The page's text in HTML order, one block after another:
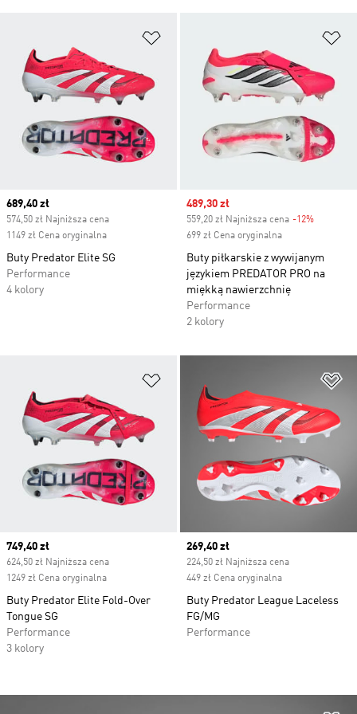
Current price
689,40 zł
574,50 zł Najniższa cena
1149 zł Cena oryginalna
Buty Predator Elite SG
Performance
4 kolory
Sale price
489,30 zł
559,20 zł Najniższa cena -12%
699 zł Cena oryginalna
Buty piłkarskie z wywijanym
językiem PREDATOR PRO na
miękką nawierzchnię
Performance
2 kolory
Current price
749,40 zł
624,50 zł Najniższa cena
1249 zł Cena oryginalna
Buty Predator Elite Fold-Over
Tongue SG
Performance
3 kolory
Current price
269,40 zł
224,50 zł Najniższa cena
449 zł Cena oryginalna
Buty Predator League Laceless
FG/MG
Performance